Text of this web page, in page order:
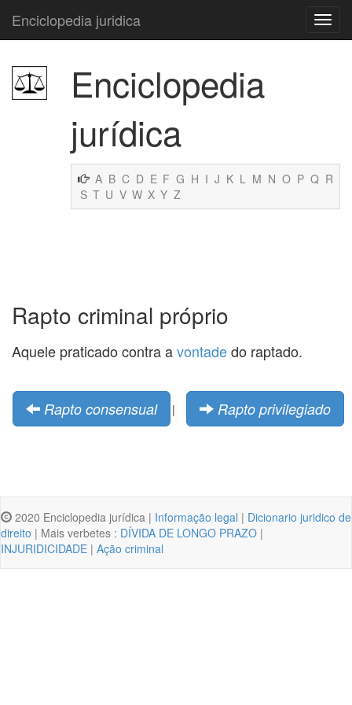
Enciclopedia juridica
Enciclopedia
jurídica
A B C D E F G H I J K L M N O P Q R
S T U V W X Y Z
Rapto criminal próprio
Aquele praticado contra avontadedo raptado.
Rapto consensual | Rapto privilegiado
2020 Enciclopedia jurídica | Informação legal | Dicionario juridico de
direito | Mais verbetes : DÍVIDA DE LONGO PRAZO |
INJURIDICIDADE | Ação criminal